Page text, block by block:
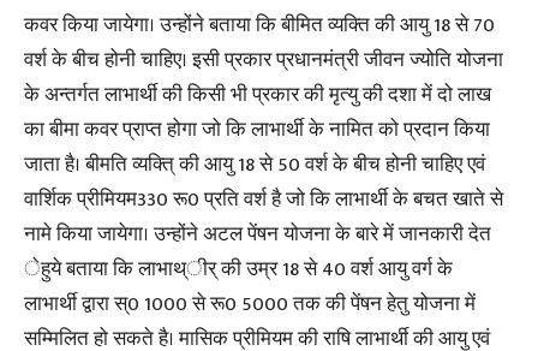
कवर किया जायेगा। उन्होंने बताया कि बीमित व्यक्ति की आयु 18 से 70
वर्श के बीच होनी चाहिए। इसी प्रकार प्रधानमंत्री जीवन ज्योति योजना
के अन्तर्गत लाभार्थी की किसी भी प्रकार की मृत्यु की दशा में दो लाख
का बीमा कवर प्राप्त होगा जो कि लाभार्थी के नामित को प्रदान किया
जाता है। बीमति व्यक्ति् की आयु 18 से 50 वर्श के बीच होनी चाहिए एवं
वार्शिक प्रीमियम330 रू0 प्रति वर्श है जो कि लाभार्थी के बचत खाते से
नामे किया जायेगा। उन्होंने अटल पेंषन योजना के बारे में जानकारी देत
ेहुये बताया कि लाभाथ्ीर् की उम्र 18 से 40 वर्श आयु वर्ग के
लाभार्थी द्वारा स्0 1000 से रू0 5000 तक की पेंषन हेतु योजना में
सम्मिलित हो सकते है। मासिक प्रीमियम की राषि लाभार्थी की आयु एवं